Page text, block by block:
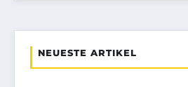
NEUESTE ARTIKEL